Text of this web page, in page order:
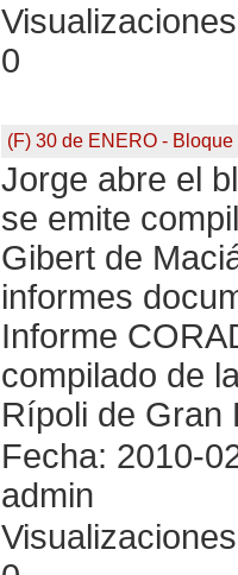
0
(F) 30 de ENERO - Bloque
Jorge abre el
se emite
Gibert de
informes
Informe
compilado de
Rípoli de Gran
Fecha: 2010-
admin